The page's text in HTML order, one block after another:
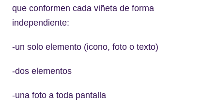
que conformen cada viñeta de forma
independiente:
-un solo elemento (icono, foto o texto)
-dos elementos
-una foto a toda pantalla